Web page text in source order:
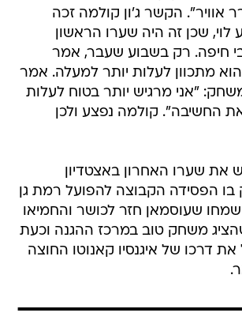
אוויר". הקשר ג'ון קולמה זכה
שכן זה היה שערו הראשון
חיפה. רק בשבוע שעבר, אמר
הוא מתכוון לעלות יותר למעלה. אמר
"אני מרגיש יותר בטוח לעלות
החשיבה". קולמה נפצע ולכן
את שערו האחרון באצטדיון
בו הפסידה הקבוצה להפועל רמת גן
שעוסמאן חזר לכושר והחמיאו
משחק טוב במרכז ההגנה וכעת
דרכו של איגנסיו קאנוטו החוצה